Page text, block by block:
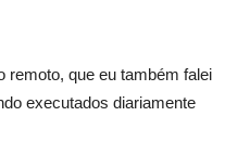
remoto, que eu também falei
executados diariamente